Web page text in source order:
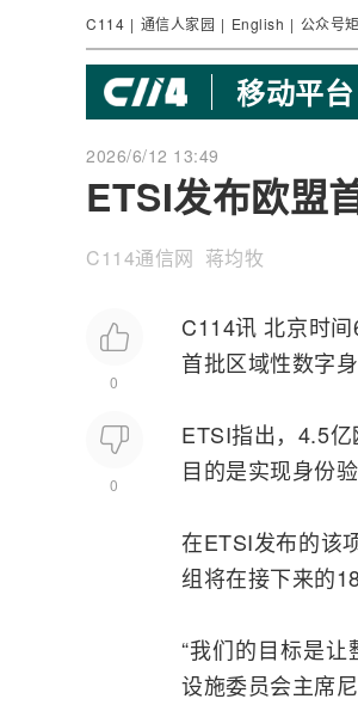
C114 | 通信人家园 | English | 公众号
移动平台
2026/6/12 13:49
ETSI发布欧盟
C114通信网 蒋均牧
0
0
C114讯 北京时
首批区域性数字
ETSI指出，4.5亿
目的是实现身份
在ETSI发布的该
组将在接下来的
“我们的目标是
设施委员会主席